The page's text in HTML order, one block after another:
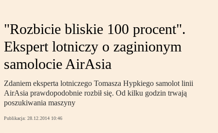
"Rozbicie bliskie 100 procent".
Ekspert lotniczy o zaginionym
samolocie AirAsia
Zdaniem eksperta lotniczego Tomasza Hypkiego samolot linii
AirAsia prawdopodobnie rozbił się. Od kilku godzin trwają
poszukiwania maszyny
Publikacja: 28.12.2014 10:46